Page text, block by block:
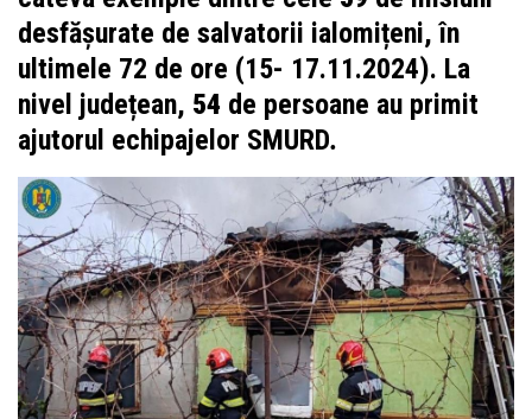
desfășurate de salvatorii ialomițeni, în
ultimele 72 de ore (15- 17.11.2024). La
nivel județean, 54 de persoane au primit
ajutorul echipajelor SMURD.